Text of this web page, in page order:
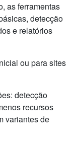
as ferramentas
detecção
e relatórios
ou para sites
detecção
recursos
variantes de